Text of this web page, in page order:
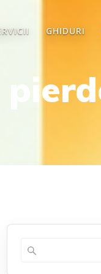
GHIDURI